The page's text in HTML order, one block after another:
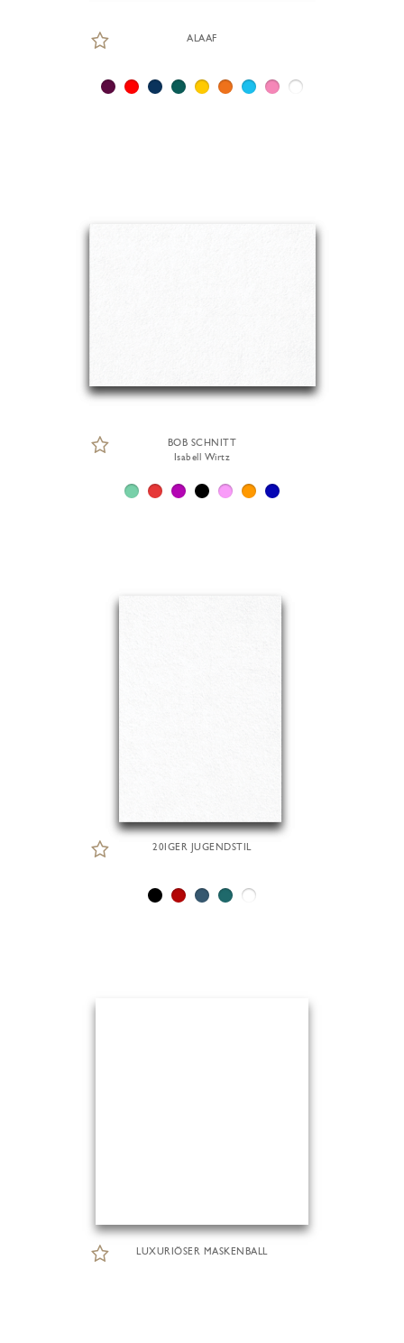
ALAAF
BOB SCHNITT
Isabell Wirtz
20IGER JUGENDSTIL
LUXURIÖSER MASKENBALL